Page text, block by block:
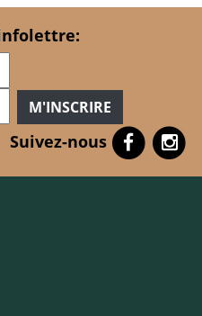
M'INSCRIRE
Suivez-nous